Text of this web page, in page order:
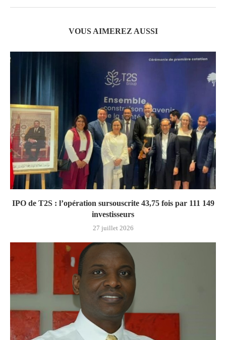
VOUS AIMEREZ AUSSI
IPO de T2S : l’opération sursouscrite 43,75 fois par 111 149
investisseurs
27 juillet 2026